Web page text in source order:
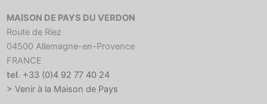
MAISON DE PAYS DU VERDON
Route de Riez
04500 Allemagne-en-Provence
FRANCE
tel. +33 (0)4 92 77 40 24
> Venir à la Maison de Pays